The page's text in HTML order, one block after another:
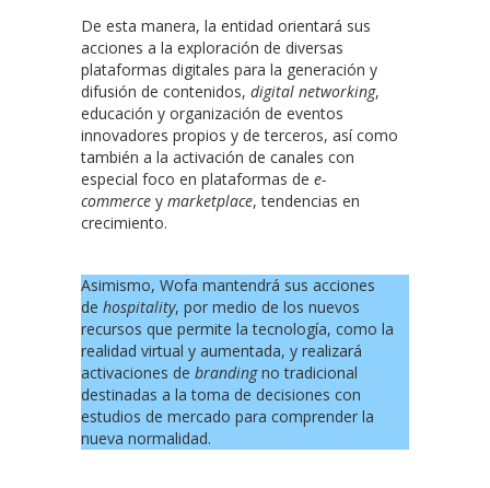
De esta manera, la entidad orientará sus
acciones a la exploración de diversas
plataformas digitales para la generación y
difusión de contenidos, digital networking,
educación y organización de eventos
innovadores propios y de terceros, así como
también a la activación de canales con
especial foco en plataformas de e-
commerce y marketplace, tendencias en
crecimiento.
Asimismo, Wofa mantendrá sus acciones
de hospitality, por medio de los nuevos
recursos que permite la tecnología, como la
realidad virtual y aumentada, y realizará
activaciones de brandingno tradicional
destinadas a la toma de decisiones con
estudios de mercado para comprender la
nueva normalidad.